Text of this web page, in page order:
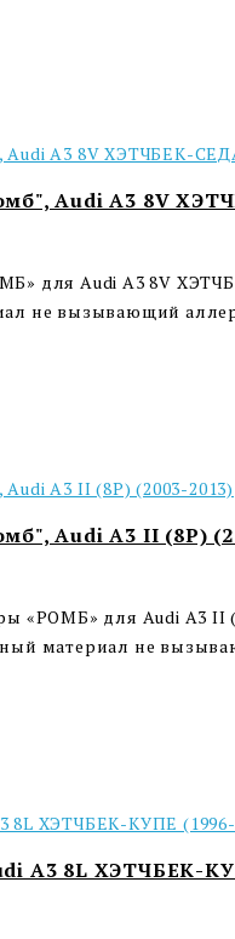
Audi A3 8V
для Audi A3 8V
не вызывающий
Audi A3 II (8P)
«РОМБ» для Audi A3
материал не
A3 8L ХЭТЧБЕК-